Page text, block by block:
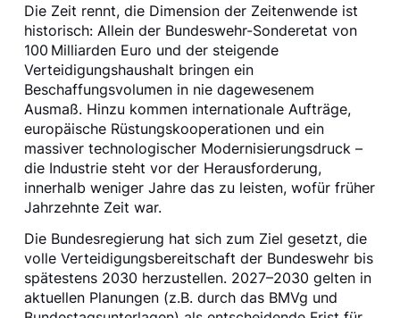
Die Zeit rennt, die Dimension der Zeitenwende ist
historisch: Allein der Bundeswehr-Sonderetat von
100 Milliarden Euro und der steigende
Verteidigungshaushalt bringen ein
Beschaffungsvolumen in nie dagewesenem
Ausmaß. Hinzu kommen internationale Aufträge,
europäische Rüstungskooperationen und ein
massiver technologischer Modernisierungsdruck –
die Industrie steht vor der Herausforderung,
innerhalb weniger Jahre das zu leisten, wofür früher
Jahrzehnte Zeit war.
Die Bundesregierung hat sich zum Ziel gesetzt, die
volle Verteidigungsbereitschaft der Bundeswehr bis
spätestens 2030 herzustellen. 2027–2030 gelten in
aktuellen Planungen (z.B. durch das BMVg und